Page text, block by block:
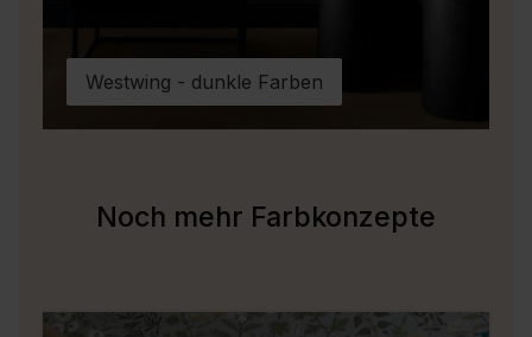
Westwing - dunkle Farben
Noch mehr Farbkonzepte